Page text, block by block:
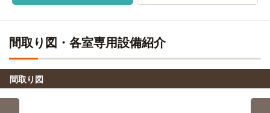
間取り図・各室専用設備紹介
間取り図